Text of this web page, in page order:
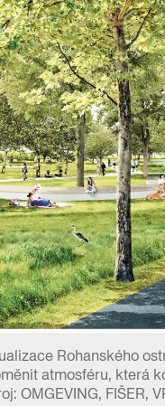
Rohanského
atmosféru, která
OMGEVING, FIŠER,